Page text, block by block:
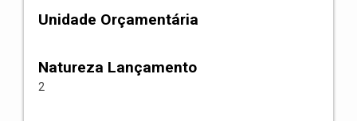
Unidade Orçamentária
Natureza Lançamento
2